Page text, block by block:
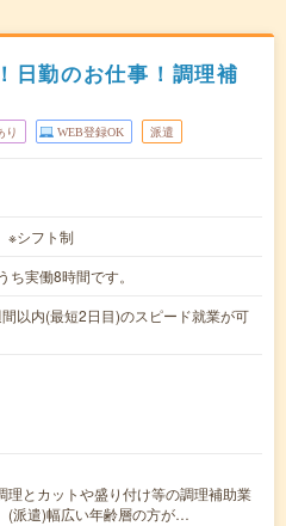
日勤のお仕事！調理補
り WEB登録OK 派遣
※シフト制
実働8時間です。
以内(最短2日目)のスピード就業が可
理とカットや盛り付け等の調理補助業
(派遣)幅広い年齢層の方が…